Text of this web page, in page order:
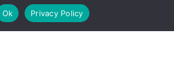
Ok
Privacy Policy